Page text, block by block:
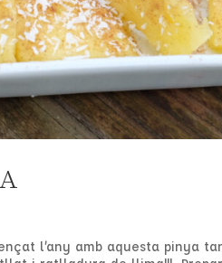
l’any amb aquesta pinya